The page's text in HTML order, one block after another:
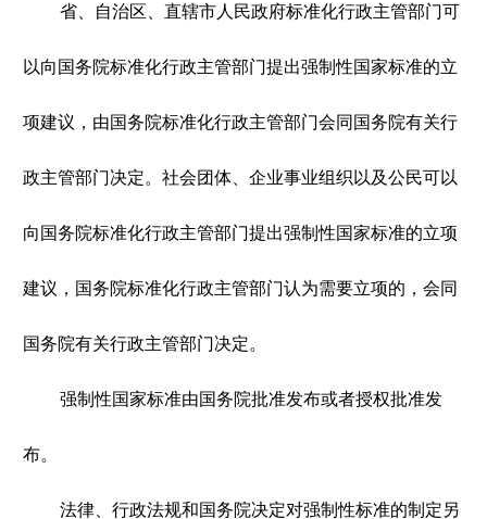
省、自治区、直辖市人民政府标准化行政主管部门可
以向国务院标准化行政主管部门提出强制性国家标准的立
项建议，由国务院标准化行政主管部门会同国务院有关行
政主管部门决定。社会团体、企业事业组织以及公民可以
向国务院标准化行政主管部门提出强制性国家标准的立项
建议，国务院标准化行政主管部门认为需要立项的，会同
国务院有关行政主管部门决定。
强制性国家标准由国务院批准发布或者授权批准发
布。
法律、行政法规和国务院决定对强制性标准的制定另